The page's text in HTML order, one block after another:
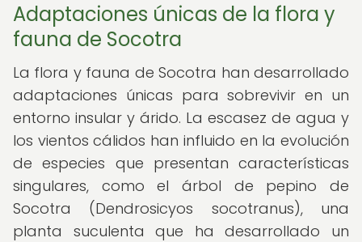
Adaptaciones únicas de la flora y
fauna de Socotra
La flora y fauna de Socotra han desarrollado
adaptaciones únicas para sobrevivir en un
entorno insular y árido. La escasez de agua y
los vientos cálidos han influido en la evolución
de especies que presentan características
singulares, como el árbol de pepino de
Socotra (Dendrosicyos socotranus), una
planta suculenta que ha desarrollado un